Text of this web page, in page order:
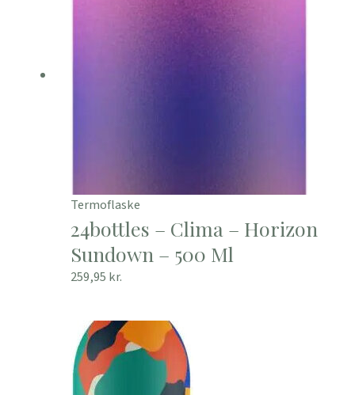
Termoflaske
24bottles – Clima – Horizon
Sundown – 500 Ml
259,95 kr.